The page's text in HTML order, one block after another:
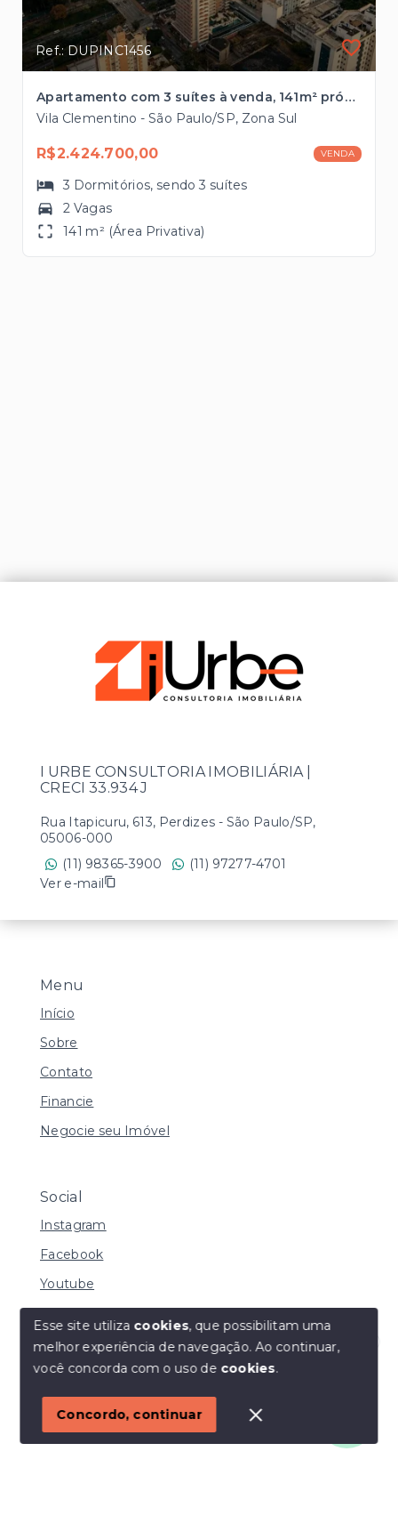
Ref.: DUPINC1456
Apartamento com 3 suítes à venda, 141m² próximo à Estação AACD-Servidor do metrô.
Vila Clementino - São Paulo/SP, Zona Sul
R$2.424.700,00 VENDA
3 Dormitórios, sendo3 suítes
2 Vagas
141 m² (Área Privativa)
Olá! Estamos disponíveis para te ajudar.
Menu
Início
Sobre
Contato
Financie
Negocie seu Imóvel
Social
Instagram
Facebook
Youtube
© Copyright 2026 - I URBE CONSULTORIA
IMOBILIÁRIA | CRECI 33.934 J - Todos os direitos
SITE PARA IMOBILIARIA
I URBE CONSULTORIA IMOBILIÁRIA |
CRECI 33.934 J
Rua Itapicuru, 613, Perdizes - São Paulo/SP,
05006-000
(11) 98365-3900
(11) 97277-4701
Ver e-mail
Esse site utiliza cookies, que possibilitam uma
melhor experiência de navegação.Ao continuar,
você concorda com o uso de cookies.
Concordo, continuar